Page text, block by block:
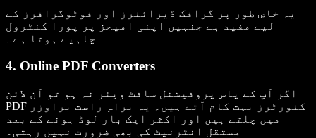
یہ خاص طور پر گرافک ڈیزائنرز اور فوٹوگرافرز کے
لیے مفید ہے جنہیں اپنی امیجز پر پورا کنٹرول
چاہیے ہوتا ہے۔
4. Online PDF Converters
اگر آپ کے پاس پروفیشنل سافٹ ویئر نہ ہو تو آن لائن
PDF کنورٹرز بہت کام آتے ہیں۔ یہ براہِ راست براوزر
میں چلتے ہیں اور اکثر ایک بار لوڈ ہونے کے بعد
مستقل انٹرنیٹ کی بھی ضرورت نہیں رہتی۔